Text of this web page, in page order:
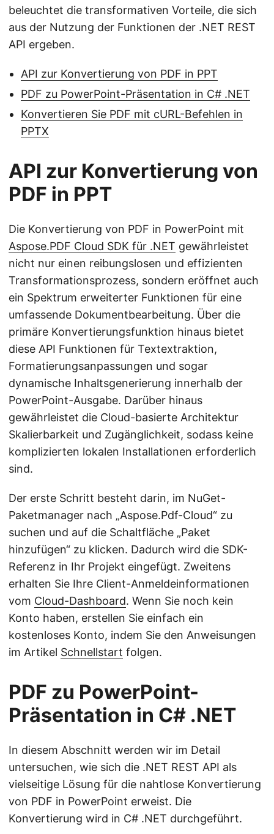
beleuchtet die transformativen Vorteile, die sich
aus der Nutzung der Funktionen der .NET REST
API ergeben.
API zur Konvertierung von PDF in PPT
PDF zu PowerPoint-Präsentation in C# .NET
Konvertieren Sie PDF mit cURL-Befehlen in
PPTX
API zur Konvertierung von
PDF in PPT
Die Konvertierung von PDF in PowerPoint mit
Aspose.PDF Cloud SDK für .NET gewährleistet
nicht nur einen reibungslosen und effizienten
Transformationsprozess, sondern eröffnet auch
ein Spektrum erweiterter Funktionen für eine
umfassende Dokumentbearbeitung. Über die
primäre Konvertierungsfunktion hinaus bietet
diese API Funktionen für Textextraktion,
Formatierungsanpassungen und sogar
dynamische Inhaltsgenerierung innerhalb der
PowerPoint-Ausgabe. Darüber hinaus
gewährleistet die Cloud-basierte Architektur
Skalierbarkeit und Zugänglichkeit, sodass keine
komplizierten lokalen Installationen erforderlich
sind.
Der erste Schritt besteht darin, im NuGet-
Paketmanager nach „Aspose.Pdf-Cloud“ zu
suchen und auf die Schaltfläche „Paket
hinzufügen“ zu klicken. Dadurch wird die SDK-
Referenz in Ihr Projekt eingefügt. Zweitens
erhalten Sie Ihre Client-Anmeldeinformationen
vom Cloud-Dashboard. Wenn Sie noch kein
Konto haben, erstellen Sie einfach ein
kostenloses Konto, indem Sie den Anweisungen
im Artikel Schnellstart folgen.
PDF zu PowerPoint-
Präsentation in C# .NET
In diesem Abschnitt werden wir im Detail
untersuchen, wie sich die .NET REST API als
vielseitige Lösung für die nahtlose Konvertierung
von PDF in PowerPoint erweist. Die
Konvertierung wird in C# .NET durchgeführt.